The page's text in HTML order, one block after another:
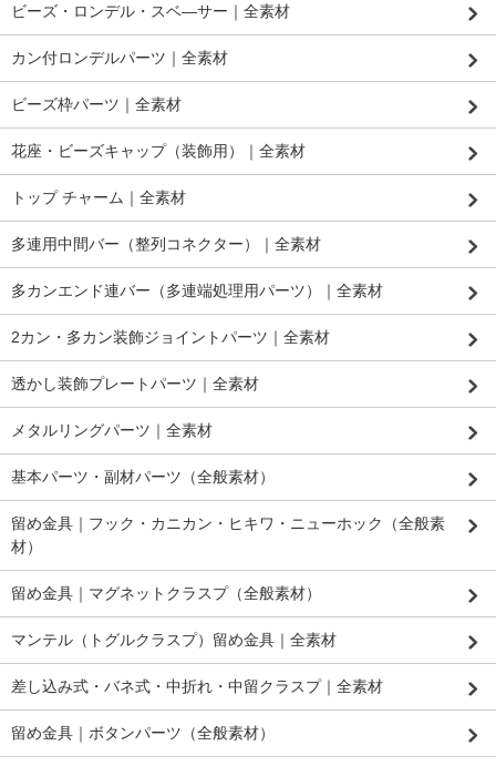
ビーズ・ロンデル・スベ―サー｜全素材
カン付ロンデルパーツ｜全素材
ビーズ枠パーツ｜全素材
花座・ビーズキャップ（装飾用）｜全素材
トップ チャーム｜全素材
多連用中間バー（整列コネクター）｜全素材
多カンエンド連バー（多連端処理用パーツ）｜全素材
2カン・多カン装飾ジョイントパーツ｜全素材
透かし装飾プレートパーツ｜全素材
メタルリングパーツ｜全素材
基本パーツ・副材パーツ（全般素材）
留め金具｜フック・カニカン・ヒキワ・ニューホック（全般素
材）
留め金具｜マグネットクラスプ（全般素材）
マンテル（トグルクラスプ）留め金具｜全素材
差し込み式・バネ式・中折れ・中留クラスプ｜全素材
留め金具｜ボタンパーツ（全般素材）